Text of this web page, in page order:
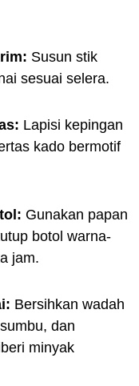
Susun stik
sesuai selera.
Lapisi kepingan
kado bermotif
Gunakan papan
botol warna-
jam.
Bersihkan wadah
dan
minyak